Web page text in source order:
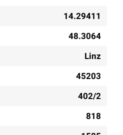
14.29411
48.3064
Linz
45203
402/2
818